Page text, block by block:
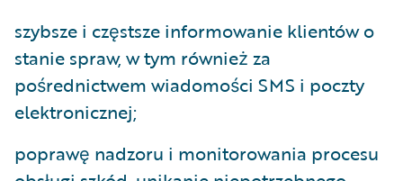
szybsze i częstsze informowanie klientów o
stanie spraw, w tym również za
pośrednictwem wiadomości SMS i poczty
elektronicznej;
poprawę nadzoru i monitorowania procesu